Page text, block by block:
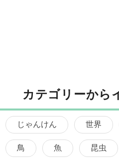
カテゴリーから
じゃんけん 世界
鳥 魚 昆虫